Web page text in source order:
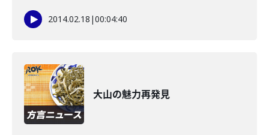
2014.02.18 |00:04:40
大山の魅力再発見